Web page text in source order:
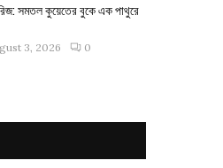
সমতল কুয়েতের বুকে এক পাথুরে
3, 2026 0